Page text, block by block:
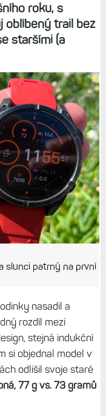
roku, s
oblíbený trail bez
staršími (a
slunci patrný na první
nasadil a
rozdíl mezi
stejná indukční
si objednal model v
odlišil svoje staré
77 g vs. 73 gramů